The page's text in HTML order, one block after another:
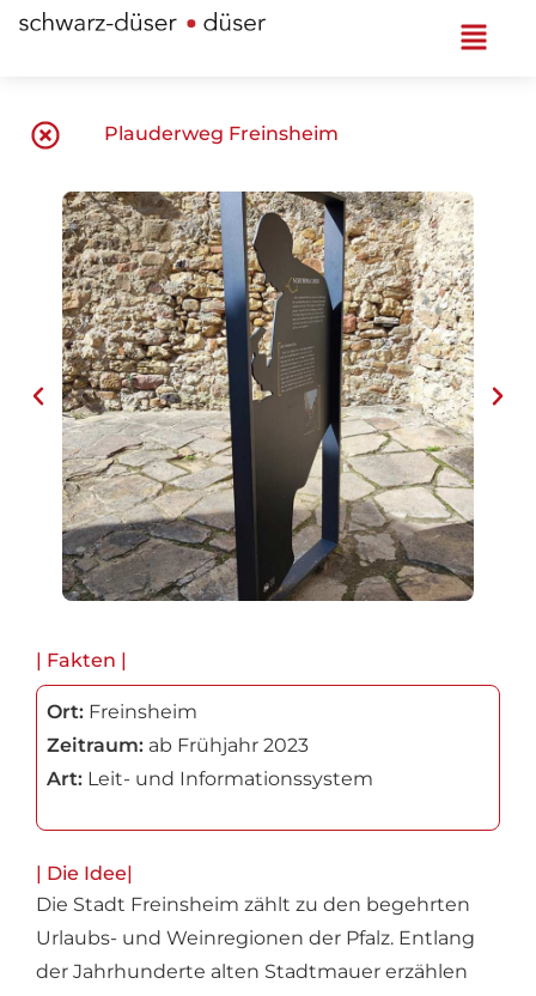
Plauderweg Freinsheim
| Fakten |
Ort: Freinsheim
Zeitraum: ab Frühjahr 2023
Art: Leit- und Informationssystem
| Die Idee|
Die Stadt Freinsheim zählt zu den begehrten
Urlaubs- und Weinregionen der Pfalz. Entlang
der Jahrhunderte alten Stadtmauer erzählen